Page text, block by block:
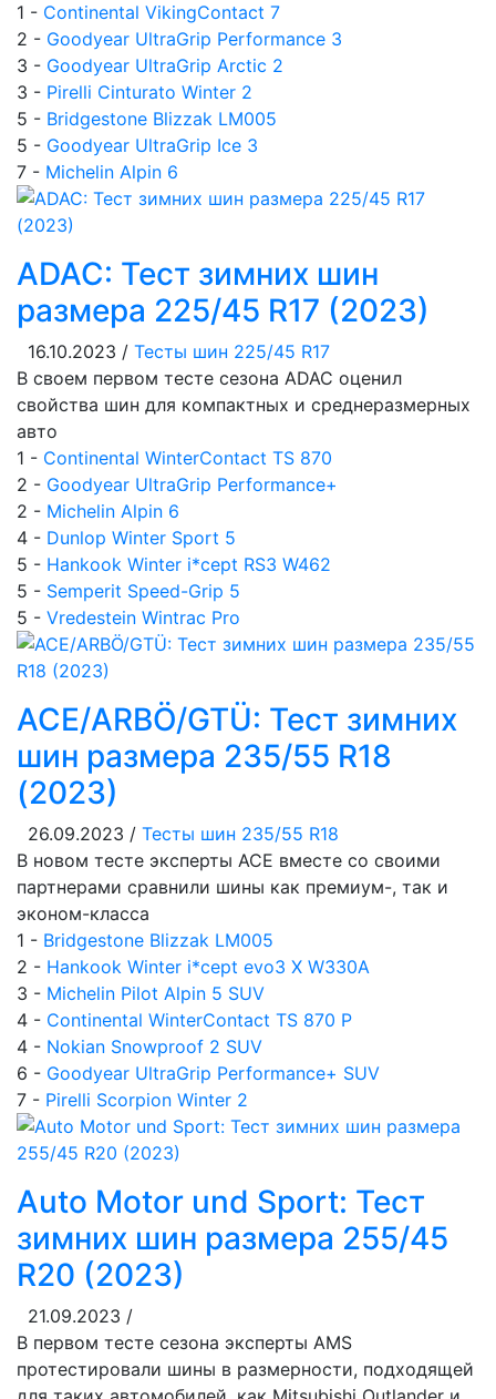
1 - Continental VikingContact 7
2 - Goodyear UltraGrip Performance 3
3 - Goodyear UltraGrip Arctic 2
3 - Pirelli Cinturato Winter 2
5 - Bridgestone Blizzak LM005
5 - Goodyear UltraGrip Ice 3
7 - Michelin Alpin 6
ADAC: Тест зимних шин
размера 225/45 R17 (2023)
16.10.2023 / Тесты шин 225/45 R17
В своем первом тесте сезона ADAC оценил
свойства шин для компактных и среднеразмерных
авто
1 - Continental WinterContact TS 870
2 - Goodyear UltraGrip Performance+
2 - Michelin Alpin 6
4 - Dunlop Winter Sport 5
5 - Hankook Winter i*cept RS3 W462
5 - Semperit Speed-Grip 5
5 - Vredestein Wintrac Pro
ACE/ARBÖ/GTÜ: Тест зимних
шин размера 235/55 R18
(2023)
26.09.2023 / Тесты шин 235/55 R18
В новом тесте эксперты ACE вместе со своими
партнерами сравнили шины как премиум-, так и
эконом-класса
1 - Bridgestone Blizzak LM005
2 - Hankook Winter i*cept evo3 X W330A
3 - Michelin Pilot Alpin 5 SUV
4 - Continental WinterContact TS 870 P
4 - Nokian Snowproof 2 SUV
6 - Goodyear UltraGrip Performance+ SUV
7 - Pirelli Scorpion Winter 2
Auto Motor und Sport: Тест
зимних шин размера 255/45
R20 (2023)
21.09.2023 /
В первом тесте сезона эксперты AMS
протестировали шины в размерности, подходящей